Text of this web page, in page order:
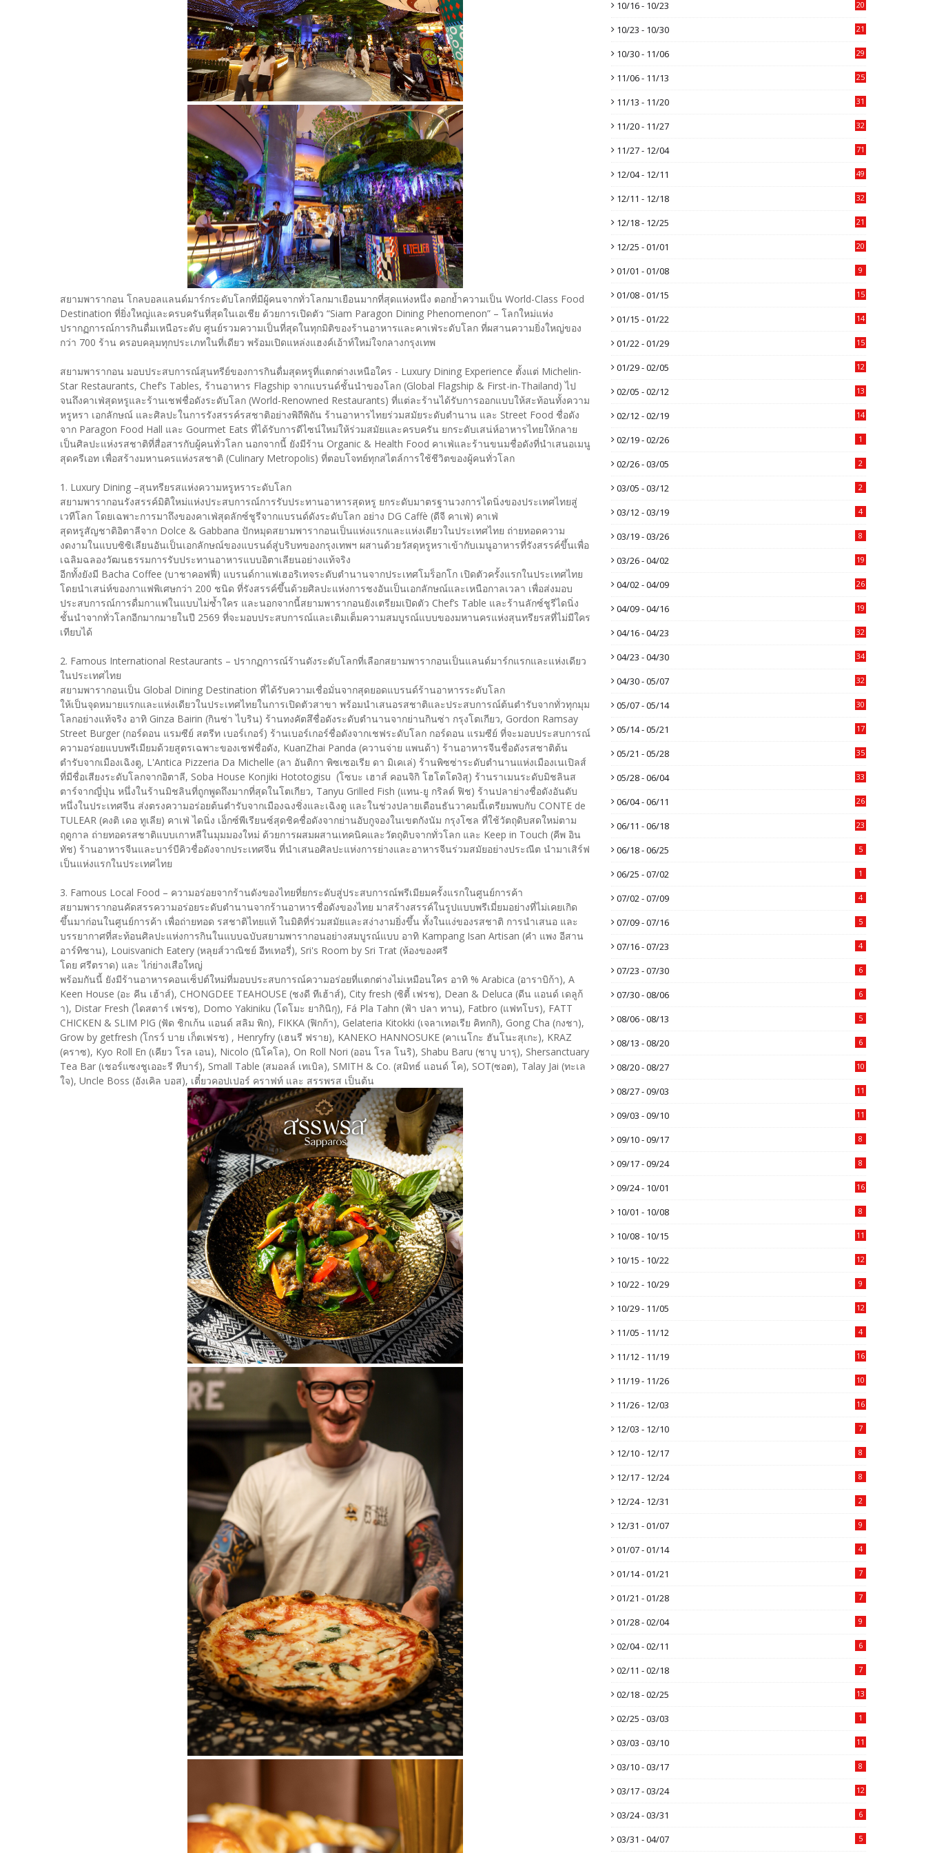
สยามพารากอน โกลบอลแลนด์มาร์กระดับโลกที่มีผู้คนจากทั่วโลกมาเยือนมากที่สุดแห่งหนึ่ง ตอกย้ำความเป็น World-Class Food
Destination ที่ยิ่งใหญ่และครบครันที่สุดในเอเชีย ด้วยการเปิดตัว “Siam Paragon Dining Phenomenon” – โลกใหม่แห่ง
ปรากฏการณ์การกินดื่มเหนือระดับ ศูนย์รวมความเป็นที่สุดในทุกมิติของร้านอาหารและคาเฟ่ระดับโลก ที่ผสานความยิ่งใหญ่ของ
กว่า 700 ร้าน ครอบคลุมทุกประเภทในที่เดียว พร้อมเปิดแหล่งแฮงค์เอ้าท์ใหม่ใจกลางกรุงเทพ
สยามพารากอน มอบประสบการณ์สุนทรีย์ของการกินดื่มสุดหรูที่แตกต่างเหนือใคร - Luxury Dining Experience ตั้งแต่ Michelin-
Star Restaurants, Chef’s Tables, ร้านอาหาร Flagship จากแบรนด์ชั้นนำของโลก (Global Flagship & First-in-Thailand) ไป
จนถึงคาเฟ่สุดหรูและร้านเชฟชื่อดังระดับโลก (World-Renowned Restaurants) ที่แต่ละร้านได้รับการออกแบบให้สะท้อนทั้งความ
หรูหรา เอกลักษณ์ และศิลปะในการรังสรรค์รสชาติอย่างพิถีพิถัน ร้านอาหารไทยร่วมสมัยระดับตำนาน และ Street Food ชื่อดัง
จาก Paragon Food Hall และ Gourmet Eats ที่ได้รับการดีไซน์ใหม่ให้ร่วมสมัยและครบครัน ยกระดับเสน่ห์อาหารไทยให้กลาย
เป็นศิลปะแห่งรสชาติที่สื่อสารกับผู้คนทั่วโลก นอกจากนี้ ยังมีร้าน Organic & Health Food คาเฟ่และร้านขนมชื่อดังที่นำเสนอเมนู
สุดครีเอท เพื่อสร้างมหานครแห่งรสชาติ (Culinary Metropolis) ที่ตอบโจทย์ทุกสไตล์การใช้ชีวิตของผู้คนทั่วโลก
1. Luxury Dining –สุนทรียรสแห่งความหรูหราระดับโลก
สยามพารากอนรังสรรค์มิติใหม่แห่งประสบการณ์การรับประทานอาหารสุดหรู ยกระดับมาตรฐานวงการไดนิ่งของประเทศไทยสู่
เวทีโลก โดยเฉพาะการมาถึงของคาเฟ่สุดลักซ์ชูรีจากแบรนด์ดังระดับโลก อย่าง DG Caffè (ดีจี คาเฟ่) คาเฟ่
สุดหรูสัญชาติอิตาลีจาก Dolce & Gabbana ปักหมุดสยามพารากอนเป็นแห่งแรกและแห่งเดียวในประเทศไทย ถ่ายทอดความ
งดงามในแบบซิซิเลียนอันเป็นเอกลักษณ์ของแบรนด์สู่บริบทของกรุงเทพฯ ผสานด้วยวัสดุหรูหราเข้ากับเมนูอาหารที่รังสรรค์ขึ้นเพื่อ
เฉลิมฉลองวัฒนธรรมการรับประทานอาหารแบบอิตาเลียนอย่างแท้จริง
อีกทั้งยังมี Bacha Coffee (บาชาคอฟฟี่) แบรนด์กาแฟเฮอริเทจระดับตำนานจากประเทศโมร็อกโก เปิดตัวครั้งแรกในประเทศไทย
โดยนำเสน่ห์ของกาแฟพิเศษกว่า 200 ชนิด ที่รังสรรค์ขึ้นด้วยศิลปะแห่งการชงอันเป็นเอกลักษณ์และเหนือกาลเวลา เพื่อส่งมอบ
ประสบการณ์การดื่มกาแฟในแบบไม่ซ้ำใคร และนอกจากนี้สยามพารากอนยังเตรียมเปิดตัว Chef’s Table และร้านลักซ์ชูรีไดนิ่ง
ชั้นนำจากทั่วโลกอีกมากมายในปี 2569 ที่จะมอบประสบการณ์และเติมเต็มความสมบูรณ์แบบของมหานครแห่งสุนทรียรสที่ไม่มีใคร
เทียบได้
2. Famous International Restaurants – ปรากฏการณ์ร้านดังระดับโลกที่เลือกสยามพารากอนเป็นแลนด์มาร์กแรกและแห่งเดียว
ในประเทศไทย
สยามพารากอนเป็น Global Dining Destination ที่ได้รับความเชื่อมั่นจากสุดยอดแบรนด์ร้านอาหารระดับโลก
ให้เป็นจุดหมายแรกและแห่งเดียวในประเทศไทยในการเปิดตัวสาขา พร้อมนำเสนอรสชาติและประสบการณ์ต้นตำรับจากทั่วทุกมุม
โลกอย่างแท้จริง อาทิ Ginza Bairin (กินซ่า ไบริน) ร้านทงคัตสึชื่อดังระดับตำนานจากย่านกินซ่า กรุงโตเกียว, Gordon Ramsay
Street Burger (กอร์ดอน แรมซีย์ สตรีท เบอร์เกอร์) ร้านเบอร์เกอร์ชื่อดังจากเชฟระดับโลก กอร์ดอน แรมซีย์ ที่จะมอบประสบการณ์
ความอร่อยแบบพรีเมียมด้วยสูตรเฉพาะของเชฟชื่อดัง, KuanZhai Panda (ควานจ่าย แพนด้า) ร้านอาหารจีนชื่อดังรสชาติต้น
ตำรับจากเมืองเฉิงตู, L'Antica Pizzeria Da Michelle (ลา อันติกา พิซเซอเรีย ดา มิเคเล่) ร้านพิซซ่าระดับตำนานแห่งเมืองเนเปิลส์
ที่มีชื่อเสียงระดับโลกจากอิตาลี, Soba House Konjiki Hototogisu (โซบะ เฮาส์ คอนจิกิ โฮโตโตงิสุ) ร้านราเมนระดับมิชลินส
ตาร์จากญี่ปุ่น หนึ่งในร้านมิชลินที่ถูกพูดถึงมากที่สุดในโตเกียว, Tanyu Grilled Fish (แทน-ยู กริลด์ ฟิช) ร้านปลาย่างชื่อดังอันดับ
หนึ่งในประเทศจีน ส่งตรงความอร่อยต้นตำรับจากเมืองฉงชิ่งและเฉิงตู และในช่วงปลายเดือนธันวาคมนี้เตรียมพบกับ CONTE de
TULEAR (คงติ เดอ ทูเลีย) คาเฟ่ ไดนิ่ง เอ็กซ์พีเรียนซ์สุดชิคชื่อดังจากย่านอับกูจองในเขตกังนัม กรุงโซล ที่ใช้วัตถุดิบสดใหม่ตาม
ฤดูกาล ถ่ายทอดรสชาติแบบเกาหลีในมุมมองใหม่ ด้วยการผสมผสานเทคนิคและวัตถุดิบจากทั่วโลก และ Keep in Touch (คีพ อิน
ทัช) ร้านอาหารจีนและบาร์บีคิวชื่อดังจากประเทศจีน ที่นำเสนอศิลปะแห่งการย่างและอาหารจีนร่วมสมัยอย่างประณีต นำมาเสิร์ฟ
เป็นแห่งแรกในประเทศไทย
3. Famous Local Food – ความอร่อยจากร้านดังของไทยที่ยกระดับสู่ประสบการณ์พรีเมียมครั้งแรกในศูนย์การค้า
สยามพารากอนคัดสรรความอร่อยระดับตำนานจากร้านอาหารชื่อดังของไทย มาสร้างสรรค์ในรูปแบบพรีเมี่ยมอย่างที่ไม่เคยเกิด
ขึ้นมาก่อนในศูนย์การค้า เพื่อถ่ายทอด รสชาติไทยแท้ ในมิติที่ร่วมสมัยและสง่างามยิ่งขึ้น ทั้งในแง่ของรสชาติ การนำเสนอ และ
บรรยากาศที่สะท้อนศิลปะแห่งการกินในแบบฉบับสยามพารากอนอย่างสมบูรณ์แบบ อาทิ Kampang Isan Artisan (คำ แพง อีสาน
อาร์ทิซาน), Louisvanich Eatery (หลุยส์วาณิชย์ อีทเทอรี่), Sri's Room by Sri Trat (ห้องของศรี
โดย ศรีตราด) และ ไก่ย่างเสือใหญ่
พร้อมกันนี้ ยังมีร้านอาหารคอนเซ็ปต์ใหม่ที่มอบประสบการณ์ความอร่อยที่แตกต่างไม่เหมือนใคร อาทิ % Arabica (อาราบิก้า), A
Keen House (อะ คีน เฮ้าส์), CHONGDEE TEAHOUSE (ชงดี ทีเฮ้าส์), City fresh (ซิตี้ เฟรช), Dean & Deluca (ดีน แอนด์ เดลูก้
า), Distar Fresh (ไดสตาร์ เฟรช), Domo Yakiniku (โดโมะ ยากินิกุ), Fá Pla Tahn (ฟ้า ปลา ทาน), Fatbro (แฟทโบร), FATT
CHICKEN & SLIM PIG (ฟัด ชิกเก้น แอนด์ สลิม พิก), FIKKA (ฟิกก้า), Gelateria Kitokki (เจลาเทอเรีย คิทกกิ), Gong Cha (กงชา),
Grow by getfresh (โกรว์ บาย เก็ตเฟรช) , Henryfry (เฮนรี ฟราย), KANEKO HANNOSUKE (คาเนโกะ ฮันโนะสุเกะ), KRAZ
(คราซ), Kyo Roll En (เคียว โรล เอน), Nicolo (นิโคโล), On Roll Nori (ออน โรล โนริ), Shabu Baru (ชาบู บารุ), Shersanctuary
Tea Bar (เชอร์แซงชูเออะรี ทีบาร์), Small Table (สมอลล์ เทเบิล), SMITH & Co. (สมิทธ์ แอนด์ โค), SOT(ซอต), Talay Jai (ทะเล
ใจ), Uncle Boss (อังเคิล บอส), เตี๋ยวคอปเปอร์ คราฟท์ และ สรรพรส เป็นต้น
10/16 - 10/23 20
10/23 - 10/30 21
10/30 - 11/06 29
11/06 - 11/13 25
11/13 - 11/20 31
11/20 - 11/27 32
11/27 - 12/04 71
12/04 - 12/11 49
12/11 - 12/18 32
12/18 - 12/25 21
12/25 - 01/01 20
01/01 - 01/08 9
01/08 - 01/15 15
01/15 - 01/22 14
01/22 - 01/29 15
01/29 - 02/05 12
02/05 - 02/12 13
02/12 - 02/19 14
02/19 - 02/26 1
02/26 - 03/05 2
03/05 - 03/12 2
03/12 - 03/19 4
03/19 - 03/26 8
03/26 - 04/02 19
04/02 - 04/09 26
04/09 - 04/16 19
04/16 - 04/23 32
04/23 - 04/30 34
04/30 - 05/07 32
05/07 - 05/14 30
05/14 - 05/21 17
05/21 - 05/28 35
05/28 - 06/04 33
06/04 - 06/11 26
06/11 - 06/18 23
06/18 - 06/25 5
06/25 - 07/02 1
07/02 - 07/09 4
07/09 - 07/16 5
07/16 - 07/23 4
07/23 - 07/30 6
07/30 - 08/06 6
08/06 - 08/13 5
08/13 - 08/20 6
08/20 - 08/27 10
08/27 - 09/03 11
09/03 - 09/10 11
09/10 - 09/17 8
09/17 - 09/24 8
09/24 - 10/01 16
10/01 - 10/08 8
10/08 - 10/15 11
10/15 - 10/22 12
10/22 - 10/29 9
10/29 - 11/05 12
11/05 - 11/12 4
11/12 - 11/19 16
11/19 - 11/26 10
11/26 - 12/03 16
12/03 - 12/10 7
12/10 - 12/17 8
12/17 - 12/24 8
12/24 - 12/31 2
12/31 - 01/07 9
01/07 - 01/14 4
01/14 - 01/21 7
01/21 - 01/28 7
01/28 - 02/04 9
02/04 - 02/11 6
02/11 - 02/18 7
02/18 - 02/25 13
02/25 - 03/03 1
03/03 - 03/10 11
03/10 - 03/17 8
03/17 - 03/24 12
03/24 - 03/31 6
03/31 - 04/07 5